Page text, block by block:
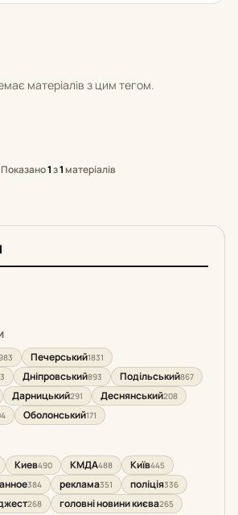
матеріалів з цим тегом.
Показано1з1матеріалів
Печерський1831
Дніпровський893 Подільський867
Дарницький291 Деснянський208
Оболонський171
Киев490 КМДА488 Київ445
384 реклама351 поліція336
268 головні новини києва265